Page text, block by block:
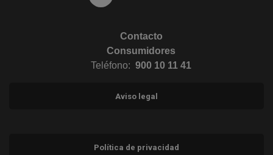
Contacto
Consumidores
Teléfono: 900 10 11 41
Aviso legal
Política de privacidad